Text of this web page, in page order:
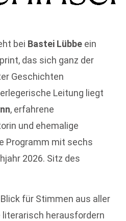
bei Bastei Lübbe ein
das sich ganz der
Geschichten
Leitung liegt
, erfahrene
und ehemalige
Programm mit sechs
2026. Sitz des
für Stimmen aus aller
literarisch herausfordern